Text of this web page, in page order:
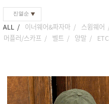
진열순
ALL 이너웨어&파자마 스윔웨어
머플러/스카프
벨트 양말 ETC